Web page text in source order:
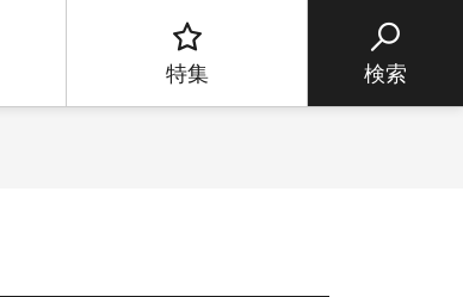
特集 検索